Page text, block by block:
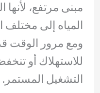
مبنى مرتفع،
المياه إلى
ومع مرور الوقت
للاستهلاك أو
التشغيل المستمر.